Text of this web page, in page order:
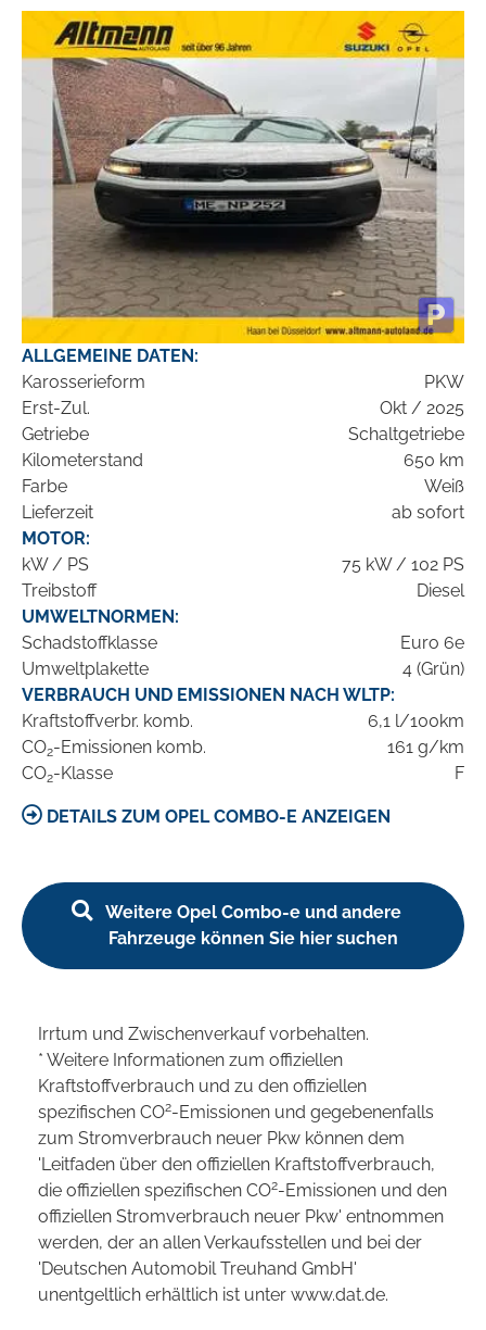
ALLGEMEINE DATEN:
Karosserieform
PKW
Erst-Zul.
Okt / 2025
Getriebe
Schaltgetriebe
Kilometerstand
650 km
Farbe
Weiß
Lieferzeit
ab sofort
MOTOR:
kW / PS
75 kW / 102 PS
Treibstoff
Diesel
UMWELTNORMEN:
Schadstoffklasse
Euro 6e
Umweltplakette
4 (Grün)
VERBRAUCH UND EMISSIONEN NACH WLTP:
Kraftstoffverbr. komb.
6,1 l/100km
CO2-Emissionen komb.
161 g/km
CO2-Klasse F
DETAILS ZUM OPEL COMBO-E ANZEIGEN
Weitere Opel Combo-e und andere
Fahrzeuge können Sie hier suchen
Irrtum und Zwischenverkauf vorbehalten.
* Weitere Informationen zum offiziellen
Kraftstoffverbrauch und zu den offiziellen
spezifischen CO2-Emissionen und gegebenenfalls
zum Stromverbrauch neuer Pkw können dem
'Leitfaden über den offiziellen Kraftstoffverbrauch,
die offiziellen spezifischen CO2-Emissionen und den
offiziellen Stromverbrauch neuer Pkw' entnommen
werden, der an allen Verkaufsstellen und bei der
'Deutschen Automobil Treuhand GmbH'
unentgeltlich erhältlich ist unter www.dat.de.